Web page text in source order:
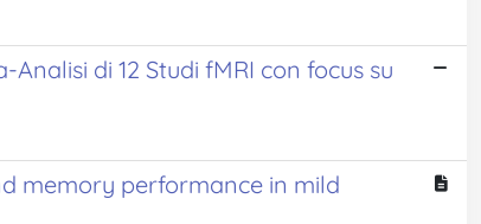
di 12 Studi fMRI con focus su
memory performance in mild